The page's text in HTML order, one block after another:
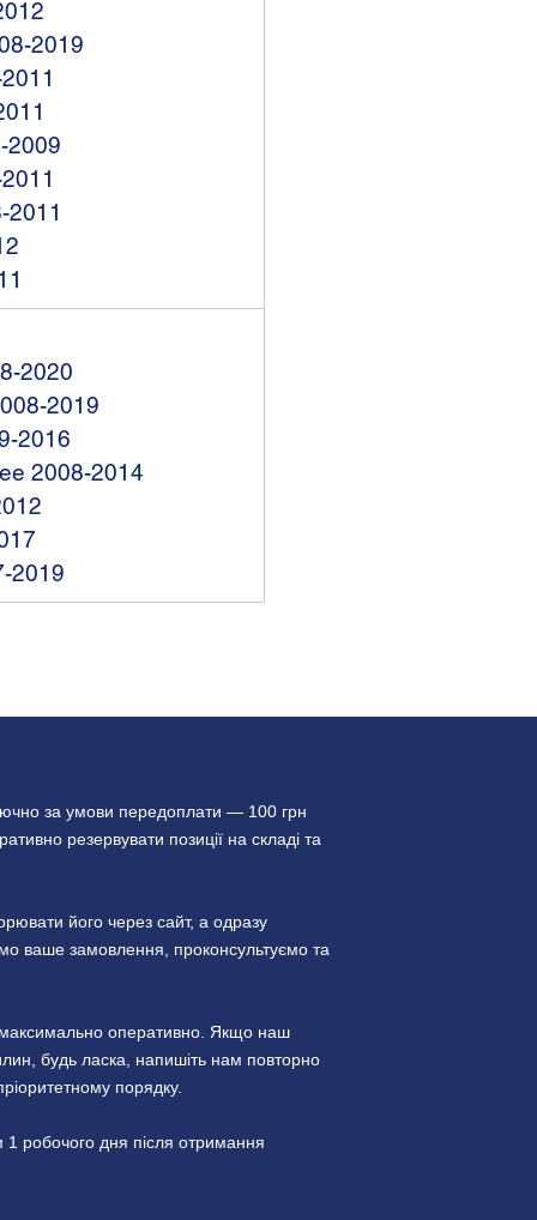
2019
2009
2011
2020
2019
2016
2008-2014
2019
за умови передоплати — 100 грн
резервувати позиції на складі та
його через сайт, а одразу
ваше замовлення, проконсультуємо та
максимально оперативно. Якщо наш
будь ласка, напишіть нам повторно
порядку.
1 робочого дня після отримання